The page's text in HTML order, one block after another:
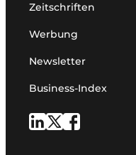
Zeitschriften
Werbung
Newsletter
Business-Index